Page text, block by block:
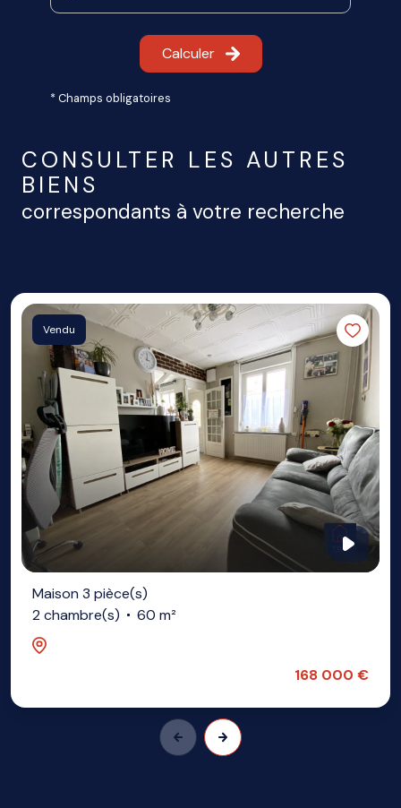
Calculer
* Champs obligatoires
CONSULTER LES AUTRES
BIENS
correspondants à votre recherche
Vendu
Maison 3 pièce(s)
2 chambre(s)
60 m²
168 000 €